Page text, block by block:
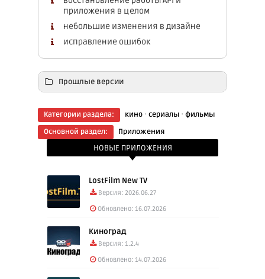
приложения в целом
небольшие изменения в дизайне
исправление ошибок
Прошлые версии
Скачать: Titanium TV 2.0.22 (12.69 Mb)
Категории раздела: кино · сериалы · фильмы
Основной раздел:
Приложения
НОВЫЕ ПРИЛОЖЕНИЯ
LostFilm New TV
Версия: 2026.06.27
Обновлено: 16.07.2026
Киноград
Версия: 1.2.4
Обновлено: 14.07.2026